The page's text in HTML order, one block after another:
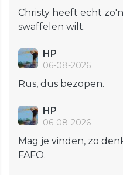
Christy heeft echt
swaffelen wilt.
HP
06-08-2026
Rus, dus bezopen.
HP
06-08-2026
Mag je vinden, zo
FAFO.